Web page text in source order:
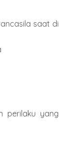
saat di
perilaku yang